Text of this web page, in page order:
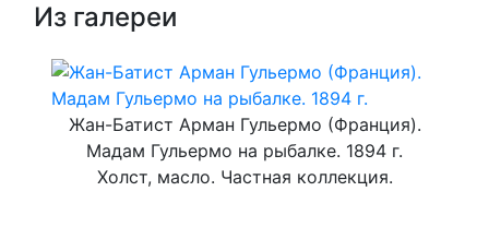
Из галереи
Жан-Батист Арман Гульермо (Франция).
Мадам Гульермо на рыбалке. 1894 г.
Холст, масло. Частная коллекция.